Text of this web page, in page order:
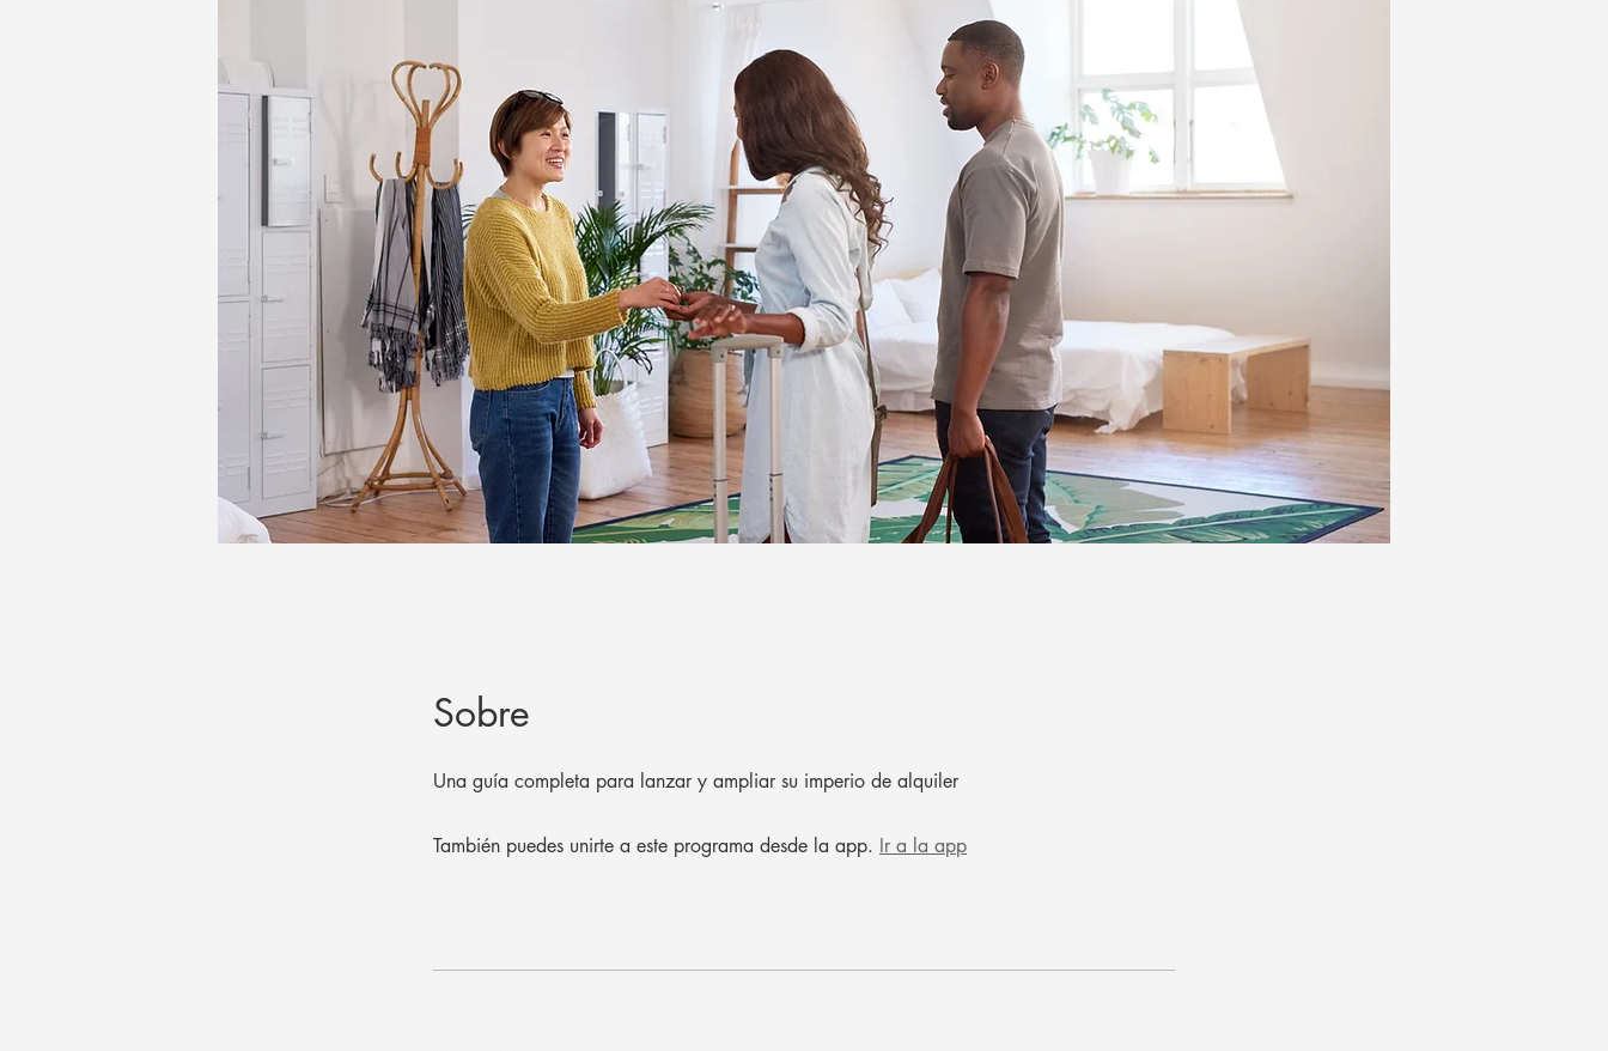
Sobre
Una guía completa para lanzar y ampliar su imperio de alquiler
También puedes unirte a este programa desde la app. Ir a la app